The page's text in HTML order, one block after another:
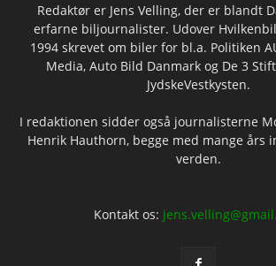
Redaktør er Jens Velling, der er blandt
erfarne biljournalister. Udover
1994 skrevet om biler for bl.a. Politiken
Media, Auto Bild Danmark og De 3
JydskeVestkysten.
I redaktionen sidder også journalisterne
Henrik Hauthorn, begge med mange års
verden.
Kontakt os: